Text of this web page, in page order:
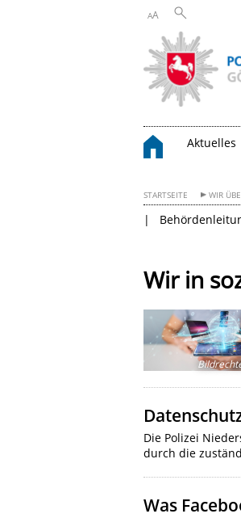
AA
Aktuelles
STARTSEITE WIR
Wir in
Die Polizei
durch die
Was